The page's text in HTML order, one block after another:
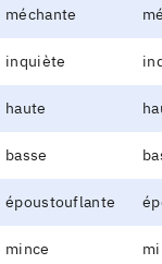
méchante
inquiète
haute
basse
époustouflante
mince